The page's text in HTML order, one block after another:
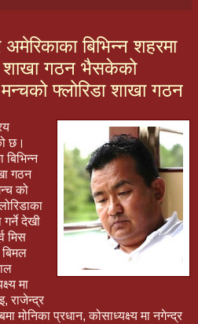
बिभिन्न शहरमा
शाखा गठन भैसकेको
फ्लोरिडा शाखा गठन
छ।
गठन
को
गर्ने देखी
मिस
बिमल
मा
राजेन्द्र
मोनिका प्रधान, कोसाध्यक्ष्य मा नगेन्द्र